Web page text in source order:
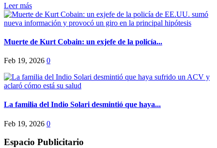
Leer más
Muerte de Kurt Cobain: un exjefe de la policía...
Feb 19, 2026 0
La familia del Indio Solari desmintió que haya...
Feb 19, 2026 0
Espacio Publicitario